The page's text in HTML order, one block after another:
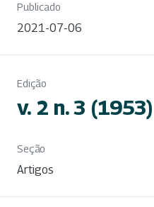
Publicado
2021-07-06
Edição
v. 2 n. 3 (1953)
Seção
Artigos